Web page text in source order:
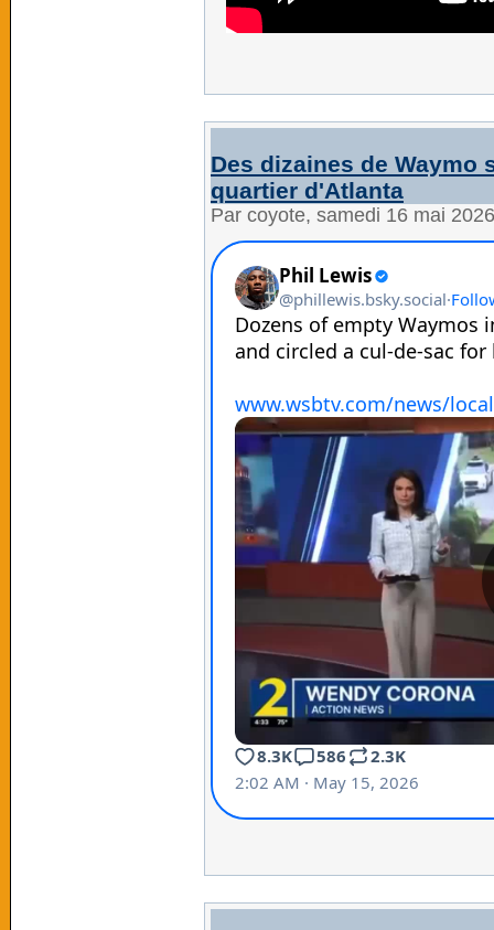
Des dizaines de Waymo
quartier d'Atlanta
Par coyote, samedi 16 mai